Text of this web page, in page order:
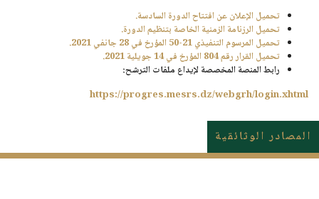
تحميل الإعلان عن افتتاح الدورة السادسة.
تحميل الرزنامة الزمنية الخاصة بتنظيم الدورة.
تحميل المرسوم التنفيذي 21-50 المؤرخ في 28 جانفي 2021.
تحميل القرار رقم 804 المؤرخ في 14 جويلية 2021.
رابط المنصة المخصصة لإيداع ملفات الترشح:
https://progres.mesrs.dz/webgrh/login.xhtml
المصادر الوثائقية